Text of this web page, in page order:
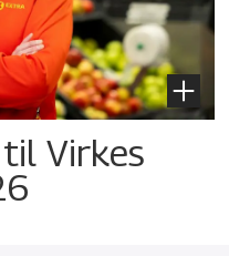
Virkes